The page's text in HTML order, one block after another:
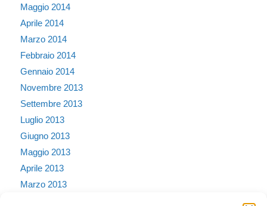
Maggio 2014
Aprile 2014
Marzo 2014
Febbraio 2014
Gennaio 2014
Novembre 2013
Settembre 2013
Luglio 2013
Giugno 2013
Maggio 2013
Aprile 2013
Marzo 2013